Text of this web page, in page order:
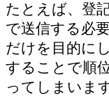
たとえば、登
で送信する必
だけを目的に
することで順
ってしまいます